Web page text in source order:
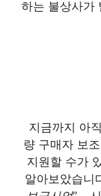
하는 불상사가
지금까지 아
량 구매자 보
지원할 수가
알아보았습니